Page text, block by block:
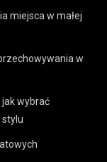
miejsca w małej
w
jak wybrać